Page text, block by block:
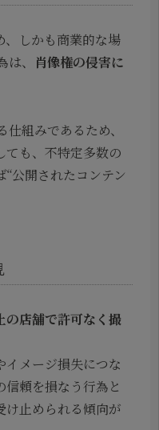
、しかも商業的な場
、
肖像権の侵害に
組みであるため、
ても、不特定多数の
公開されたコンテン
の店舗で許可なく撮
イメージ損失につな
頼を損なう行為と
け止められる傾向が